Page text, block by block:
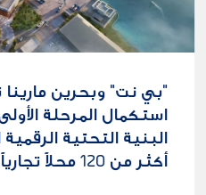
"بي نت" وبحرين مارينا
استكمال المرحلة
البنية التحتية
أكثر من 120 محلاً تجارياً